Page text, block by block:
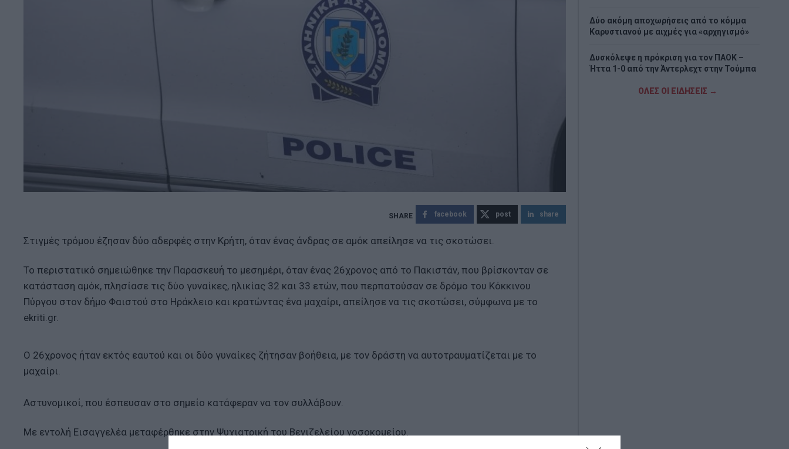
facebook post share
Στιγμές τρόμου έζησαν δύο αδερφές στην Κρήτη, όταν ένας άνδρας σε αμόκ απείλησε να τις σκοτώσει.
Το περιστατικό σημειώθηκε την Παρασκευή το μεσημέρι, όταν ένας 26χρονος από το Πακιστάν, που βρίσκονταν σε
κατάσταση αμόκ, πλησίασε τις δύο γυναίκες, ηλικίας 32 και 33 ετών, που περπατούσαν σε δρόμο του Κόκκινου
Πύργου στον δήμο Φαιστού στο Ηράκλειο και κρατώντας ένα μαχαίρι, απείλησε να τις σκοτώσει, σύμφωνα με το
ekriti.gr.
Ο 26χρονος ήταν εκτός εαυτού και οι δύο γυναίκες ζήτησαν βοήθεια, με τον δράστη να αυτοτραυματίζεται με το
μαχαίρι.
Αστυνομικοί, που έσπευσαν στο σημείο κατάφεραν να τον συλλάβουν.
Με εντολή Εισαγγελέα μεταφέρθηκε στην Ψυχιατρική του Βενιζελείου νοσοκομείου.
Δύο ακόμη αποχωρήσεις από το κόμμα
Καρυστιανού με αιχμές για «αρχηγισμό»
Δυσκόλεψε η πρόκριση για τον ΠΑΟΚ –
Ήττα 1-0 από την Άντερλεχτ στην Τούμπα
Τραγωδία στη Marfin: Έφτασε στην
ΟΛΕΣ ΟΙ ΕΙΔΗΣΕΙΣ →